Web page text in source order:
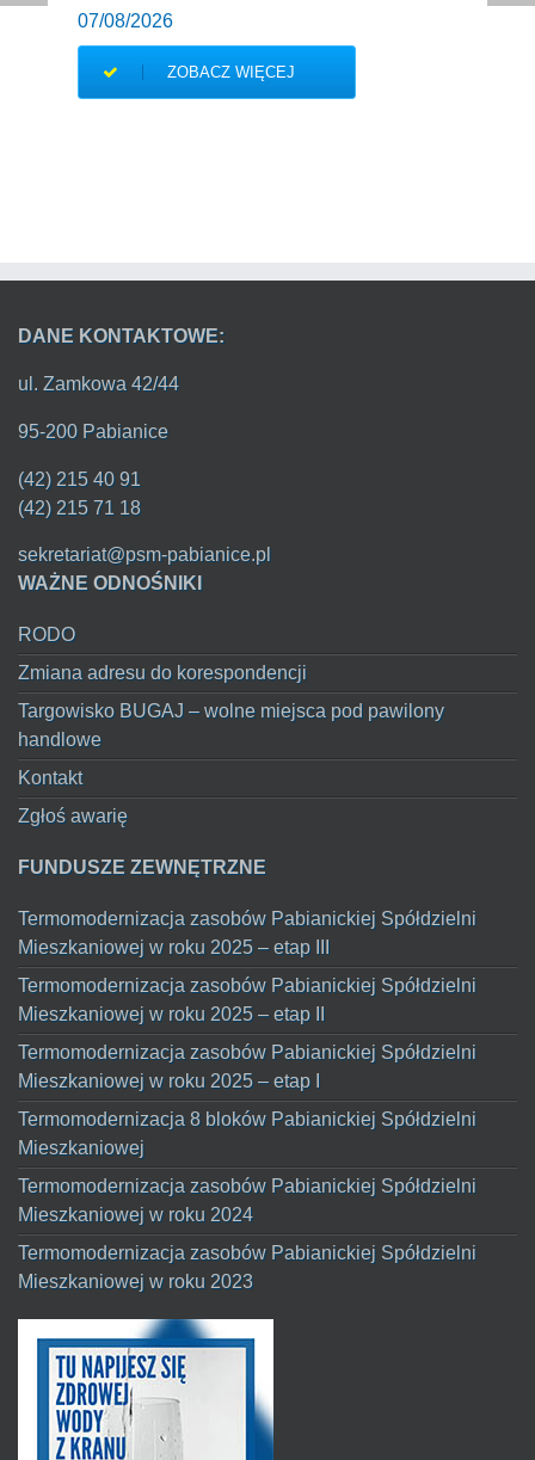
07/08/2026
ZOBACZ WIĘCEJ
DANE KONTAKTOWE:
ul. Zamkowa 42/44
95-200 Pabianice
(42) 215 40 91
(42) 215 71 18
sekretariat@psm-pabianice.pl
WAŻNE ODNOŚNIKI
RODO
Zmiana adresu do korespondencji
Targowisko BUGAJ – wolne miejsca pod pawilony
handlowe
Kontakt
Zgłoś awarię
FUNDUSZE ZEWNĘTRZNE
Termomodernizacja zasobów Pabianickiej Spółdzielni
Mieszkaniowej w roku 2025 – etap III
Termomodernizacja zasobów Pabianickiej Spółdzielni
Mieszkaniowej w roku 2025 – etap II
Termomodernizacja zasobów Pabianickiej Spółdzielni
Mieszkaniowej w roku 2025 – etap I
Termomodernizacja 8 bloków Pabianickiej Spółdzielni
Mieszkaniowej
Termomodernizacja zasobów Pabianickiej Spółdzielni
Mieszkaniowej w roku 2024
Termomodernizacja zasobów Pabianickiej Spółdzielni
Mieszkaniowej w roku 2023